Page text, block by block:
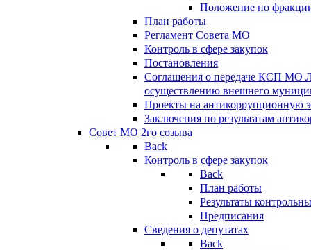
Положение по
План работы
Регламент Совета МО
Контроль в сфере закупок
Постановления
Соглашения о передаче КСП МО
осуществлению внешнего
Проекты на антикоррупционную
Заключения по результатам
Совет МО 2го созыва
Back
Контроль в сфере закупок
Back
План работы
Результаты
Предписания
Сведения о депутатах
Back